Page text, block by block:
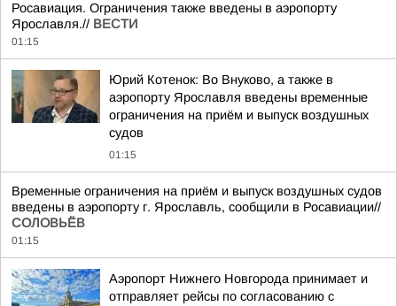
Росавиация. Ограничения также введены в аэропорту
Ярославля.// ВЕСТИ
01:15
Юрий Котенок: Во Внуково, а также в
аэропорту Ярославля введены временные
ограничения на приём и выпуск воздушных
судов
01:15
Временные ограничения на приём и выпуск воздушных судов
введены в аэропорту г. Ярославль, сообщили в Росавиации//
СОЛОВЬЁВ
01:15
Аэропорт Нижнего Новгорода принимает и
отправляет рейсы по согласованию с